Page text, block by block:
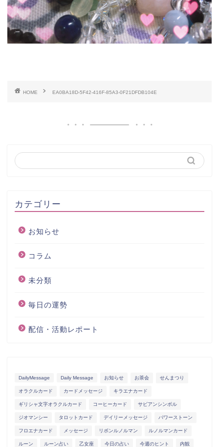
HOME EA0BA18D-5F42-416F-85A3-0F21DFDB104E
カテゴリー
お知らせ
コラム
未分類
毎日の運勢
配信・活動レポート
DailyMessage Daily Message お知らせ お茶会 せんまつり
オラクルカード カードメッセージ キラエナカード
ギリシャ文字オラクルカード コーヒーカード サビアンシンボル
ジオマンシー タロットカード デイリーメッセージ パワーストーン
フロエナカード メッセージ リボンルノルマン ルノルマンカード
ルーン ルーン占い 乙女座 今日の占い 今週のヒント 内観